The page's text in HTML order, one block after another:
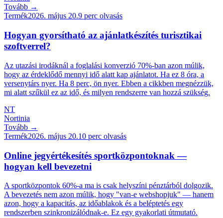
Tovább →
Termék2026. május 20.9 perc olvasás
Hogyan gyorsítható az ajánlatkészítés turisztikai
szoftverrel?
Az utazási irodáknál a foglalási konverzió 70%-ban azon múlik,
hogy az érdeklődő mennyi idő alatt kap ajánlatot. Ha ez 8 óra, a
versenytárs nyer. Ha 8 perc, ön nyer. Ebben a cikkben megnézzük,
mi alatt szűkül ez az idő, és milyen rendszerre van hozzá szükség.
NT
Nortinia
Tovább →
Termék2026. május 20.10 perc olvasás
Online jegyértékesítés sportközpontoknak —
hogyan kell bevezetni
A sportközpontok 60%-a ma is csak helyszíni pénztárból dolgozik.
A bevezetés nem azon múlik, hogy "van-e webshopjuk" — hanem
azon, hogy a kapacitás, az időablakok és a beléptetés egy
rendszerben szinkronizálódnak-e. Ez egy gyakorlati útmutató.